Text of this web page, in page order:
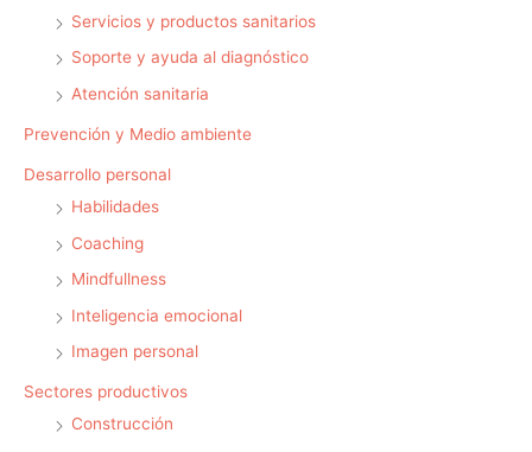
Servicios y productos sanitarios
Soporte y ayuda al diagnóstico
Atención sanitaria
Prevención y Medio ambiente
Desarrollo personal
Habilidades
Coaching
Mindfullness
Inteligencia emocional
Imagen personal
Sectores productivos
Construcción